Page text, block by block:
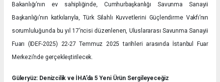
Bakanlığı’nın ev sahipliğinde, Cumhurbaşkanlığı Savunma Sanayii
Başkanlığı’nın katkılarıyla, Türk Silahlı Kuvvetlerini Güçlendirme Vakfı’nın
sorumluluğunda bu yıl 17’ncisi düzenlenen, Uluslararası Savunma Sanayii
Fuarı (IDEF-2025) 22-27 Temmuz 2025 tarihleri arasında İstanbul Fuar
Merkezi’nde gerçekleştirilecek.
Güleryüz: Denizcilik ve İHA’da 5 Yeni Ürün Sergileyeceğiz